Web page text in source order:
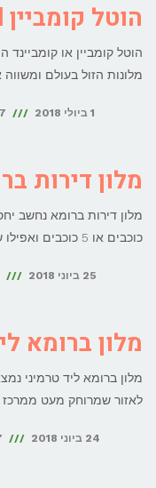
הוטל קומביין Hotelscombined
הוטל קומביין או
מלונות הזול בעולם
1 ביולי 2018
מלון דירות
כוכבים או 5 כוכבים ואפילו שלושה. למעשה מלון
25 ביוני 2018
מלון ברומא
מלון ברומא ליד טרמיני
לאזור שמרוחק מעט ממרכז
24 ביוני 2018